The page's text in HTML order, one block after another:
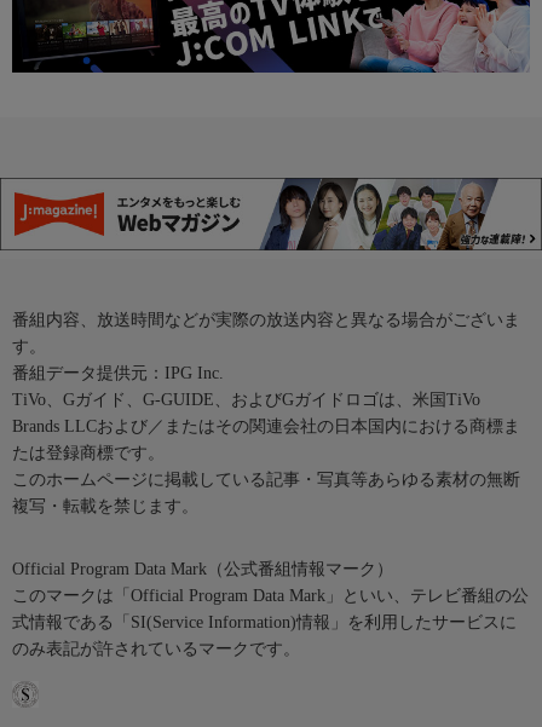
番組内容、放送時間などが実際の放送内容と異なる場合がございま
す。
番組データ提供元：IPG Inc.
TiVo、Gガイド、G-GUIDE、およびGガイドロゴは、米国TiVo
Brands LLCおよび／またはその関連会社の日本国内における商標ま
たは登録商標です。
このホームページに掲載している記事・写真等あらゆる素材の無断
複写・転載を禁じます。
Official Program Data Mark（公式番組情報マーク）
このマークは「Official Program Data Mark」といい、テレビ番組の公
式情報である「SI(Service Information)情報」を利用したサービスに
のみ表記が許されているマークです。